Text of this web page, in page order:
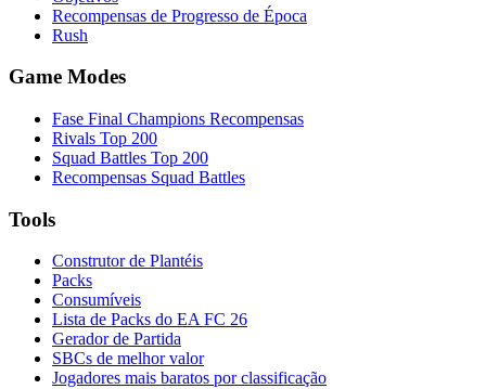
Recompensas de Progresso de Época
Rush
Game Modes
Fase Final Champions Recompensas
Rivals Top 200
Squad Battles Top 200
Recompensas Squad Battles
Tools
Construtor de Plantéis
Packs
Consumíveis
Lista de Packs do EA FC 26
Gerador de Partida
SBCs de melhor valor
Jogadores mais baratos por classificação